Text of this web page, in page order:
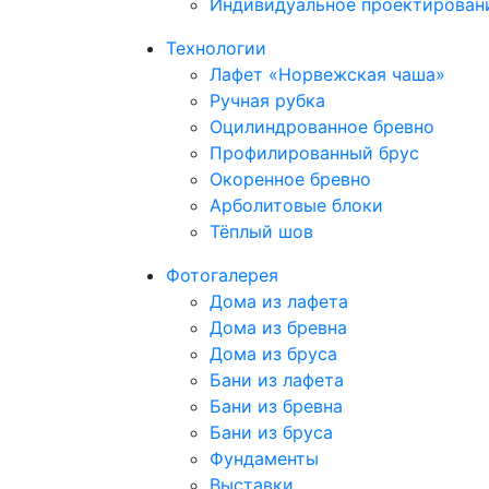
Индивидуальное
Технологии
Лафет «Норвежская чаша»
Ручная рубка
Оцилиндрованное бревно
Профилированный брус
Окоренное бревно
Арболитовые блоки
Тёплый шов
Фотогалерея
Дома из лафета
Дома из бревна
Дома из бруса
Бани из лафета
Бани из бревна
Бани из бруса
Фундаменты
Выставки